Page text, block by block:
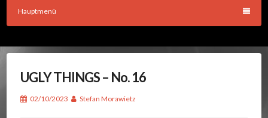
Hauptmenü
UGLY THINGS – No. 16
02/10/2023 Stefan Morawietz